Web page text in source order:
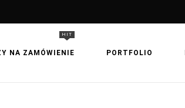
NA ZAMÓWIENIE
HIT
PORTFOLIO